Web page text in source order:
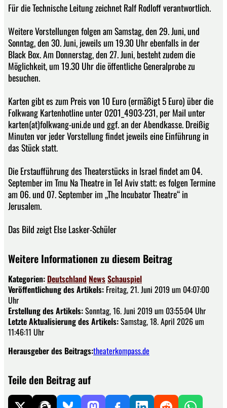
Für die Technische Leitung zeichnet Ralf Rodloff verantwortlich.
Weitere Vorstellungen folgen am Samstag, den 29. Juni, und
Sonntag, den 30. Juni, jeweils um 19.30 Uhr ebenfalls in der
Black Box. Am Donnerstag, den 27. Juni, besteht zudem die
Möglichkeit, um 19.30 Uhr die öffentliche Generalprobe zu
besuchen.
Karten gibt es zum Preis von 10 Euro (ermäßigt 5 Euro) über die
Folkwang Kartenhotline unter 0201_4903-231, per Mail unter
karten(at)folkwang-uni.de und ggf. an der Abendkasse. Dreißig
Minuten vor jeder Vorstellung findet jeweils eine Einführung in
das Stück statt.
Die Erstaufführung des Theaterstücks in Israel findet am 04.
September im Tmu Na Theatre in Tel Aviv statt; es folgen Termine
am 06. und 07. September im „The Incubator Theatre“ in
Jerusalem.
Das Bild zeigt Else Lasker-Schüler
Weitere Informationen zu diesem Beitrag
Kategorien: Deutschland NewsSchauspiel
Veröffentlichung des Artikels: Freitag, 21. Juni 2019 um 04:07:00
Uhr
Erstellung des Artikels:Sonntag, 16. Juni 2019 um 03:55:04 Uhr
Letzte Aktualisierung des Artikels:Samstag, 18. April 2026 um
11:46:11 Uhr
Herausgeber des Beitrags:theaterkompass.de
Teile den Beitrag auf